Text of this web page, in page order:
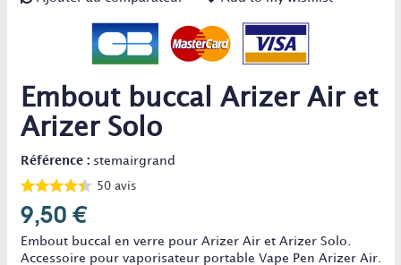
Embout buccal Arizer Air et
Arizer Solo
Référence : stemairgrand
50 avis
9,50 €
Embout buccal en verre pour Arizer Air et Arizer Solo.
Accessoire pour vaporisateur portable Vape Pen Arizer Air.